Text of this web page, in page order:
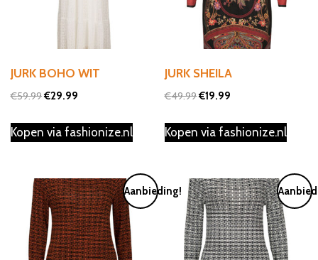
JURK BOHO WIT
€59.99Oorspronkelijke
was:
€29.99
is:
Kopen via fashionize.nl
JURK SHEILA
€49.99Oorspronkelijke
was:
€19.99
is:
Kopen via fashionize.nl
Aanbieding!